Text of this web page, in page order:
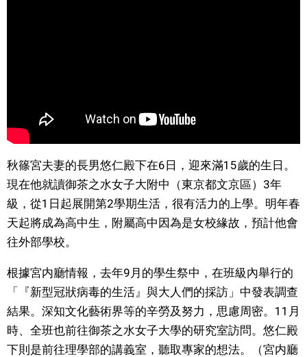
文化
科學技術
生活
娛樂
教育
秋篠宮夫妻的長男悠仁殿下在6日，迎來滿15歲的生日。
現在他就讀御茶之水女子大附中（東京都文京區）3年
級，從1日起展開第2學期生活，很有活力的上學。明年春
天起將成為高中生，附屬高中因為是女校緣故，預計他會
往外部學校。
根據宮内廳情報，去年9月的學生祭中，在班級內舉行的
「『新型冠狀病毒的生活』與大人們的採訪」中發表調查
結果。深知文化藝術界等的辛勞及努力，思慮周密。11月
時、全班也前往御茶之水女子大學的研究室訪問。悠仁殿
下則是前往理學部的講義室，聽取專家的想法。（宮内廳